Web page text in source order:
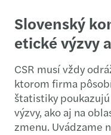
Slovenský
etické výzvy
CSR musí vždy
ktorom firma
štatistiky
výzvy, ako aj na
zmenu. Uvádzame